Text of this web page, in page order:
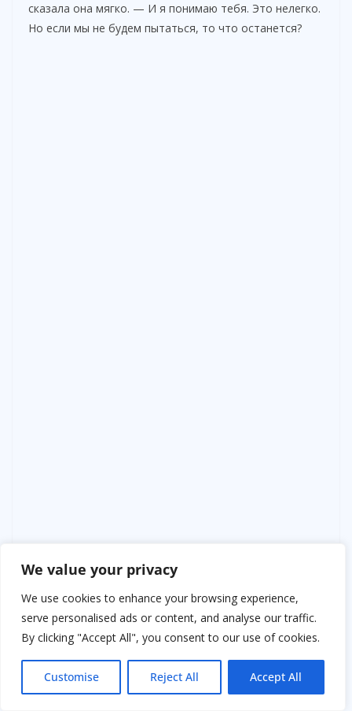
We value your privacy
We use cookies to enhance your browsing experience,
serve personalised ads or content, and analyse our traffic.
By clicking "Accept All", you consent to our use of cookies.
Customise Reject All Accept All
сказала она мягко. — И я понимаю тебя. Это нелегко.
Но если мы не будем пытаться, то что останется?
справиться, что не смогу быть настоящим отцом для
него…
Она взяла мою руку.
— Ты уже отец, — сказала она уверенно. — Ты здесь,